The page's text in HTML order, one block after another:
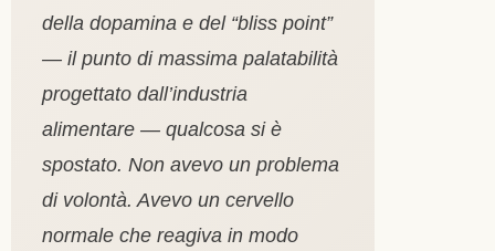
della dopamina e del “bliss point”
— il punto di massima palatabilità
progettato dall’industria
alimentare — qualcosa si è
spostato. Non avevo un problema
di volontà. Avevo un cervello
normale che reagiva in modo